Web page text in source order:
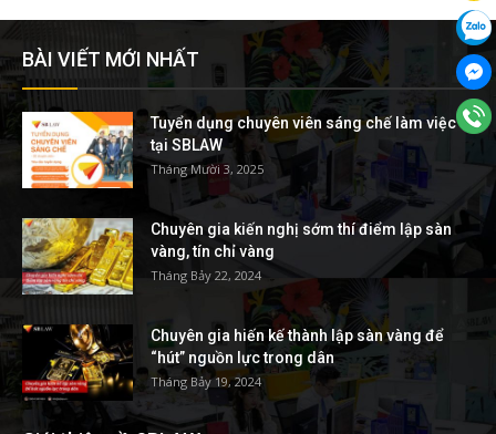
BÀI VIẾT MỚI NHẤT
Tuyển dụng chuyên viên sáng chế làm việc
tại SBLAW
Tháng Mười 3, 2025
Chuyên gia kiến nghị sớm thí điểm lập sàn
vàng, tín chỉ vàng
Tháng Bảy 22, 2024
Chuyên gia hiến kế thành lập sàn vàng để
“hút” nguồn lực trong dân
Tháng Bảy 19, 2024